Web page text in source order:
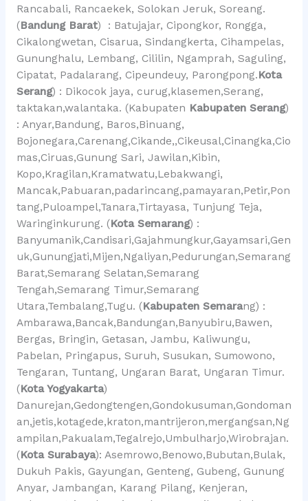
Rancabali, Rancaekek, Solokan Jeruk, Soreang.
(Bandung Barat) : Batujajar, Cipongkor, Rongga,
Cikalongwetan, Cisarua, Sindangkerta, Cihampelas,
Gununghalu, Lembang, Cililin, Ngamprah, Saguling,
Cipatat, Padalarang, Cipeundeuy, Parongpong.Kota
Serang) : Dikocok jaya, curug,klasemen,Serang,
taktakan,walantaka. (Kabupaten Kabupaten Serang)
: Anyar,Bandung, Baros,Binuang,
Bojonegara,Carenang,Cikande,,Cikeusal,Cinangka,Cio
mas,Ciruas,Gunung Sari, Jawilan,Kibin,
Kopo,Kragilan,Kramatwatu,Lebakwangi,
Mancak,Pabuaran,padarincang,pamayaran,Petir,Pon
tang,Puloampel,Tanara,Tirtayasa, Tunjung Teja,
Waringinkurung. (Kota Semarang) :
Banyumanik,Candisari,Gajahmungkur,Gayamsari,Gen
uk,Gunungjati,Mijen,Ngaliyan,Pedurungan,Semarang
Barat,Semarang Selatan,Semarang
Tengah,Semarang Timur,Semarang
Utara,Tembalang,Tugu. (Kabupaten Semarang) :
Ambarawa,Bancak,Bandungan,Banyubiru,Bawen,
Bergas, Bringin, Getasan, Jambu, Kaliwungu,
Pabelan, Pringapus, Suruh, Susukan, Sumowono,
Tengaran, Tuntang, Ungaran Barat, Ungaran Timur.
(Kota Yogyakarta)
Danurejan,Gedongtengen,Gondokusuman,Gondoman
an,jetis,kotagede,kraton,mantrijeron,mergangsan,Ng
ampilan,Pakualam,Tegalrejo,Umbulharjo,Wirobrajan.
(Kota Surabaya): Asemrowo,Benowo,Bubutan,Bulak,
Dukuh Pakis, Gayungan, Genteng, Gubeng, Gunung
Anyar, Jambangan, Karang Pilang, Kenjeran,